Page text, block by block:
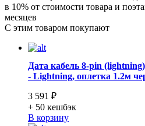
в 10% от стоимости товара и
месяцев
С этим товаром покупают
Дата кабель 8-pin
- Lightning, оплетка 1.2м
3 591 ₽
+ 50 кешбэк
В корзину